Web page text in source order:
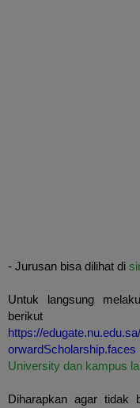
- Jurusan bisa dilihat di
Untuk langsung
https://
orwardScholarship.faces
University dan kampus
Diharapkan agar tidak